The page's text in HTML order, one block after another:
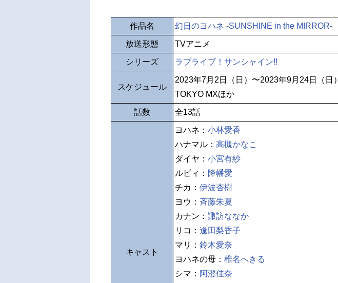
作品名 幻日のヨハネ -SUNSHINE in the MIRROR-
放送形態 TVアニメ
シリーズ ラブライブ！サンシャイン!!
スケジュール
2023年7月2日（日）〜2023年9月24日（日）
TOKYO MXほか
話数 全13話
キャスト
ヨハネ： 小林愛香
ハナマル： 高槻かなこ
ダイヤ： 小宮有紗
ルビィ： 降幡愛
チカ： 伊波杏樹
ヨウ： 斉藤朱夏
カナン： 諏訪ななか
リコ： 逢田梨香子
マリ： 鈴木愛奈
ヨハネの母： 椎名へきる
シマ： 阿澄佳奈